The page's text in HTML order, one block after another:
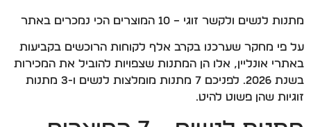
מתנות לנשים ולקשר זוגי – 10 המוצרים הכי נמכרים באתר
על פי מחקר שערכנו בקרב אלף לקוחות הרוכשים בקביעות
באתרי אונליין, אלו הן המתנות שצפויות להוביל את המכירות
בשנת 2026. לפניכם 7 מתנות מומלצות לנשים ו-3 מתנות
זוגיות שהן פשוט להיט.